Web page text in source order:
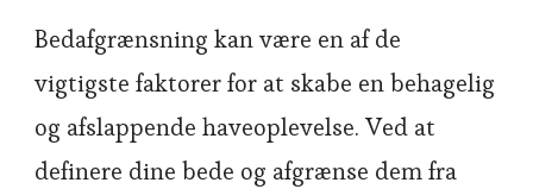
Bedafgrænsning kan være en af de
vigtigste faktorer for at skabe en behagelig
og afslappende haveoplevelse. Ved at
definere dine bede og afgrænse dem fra